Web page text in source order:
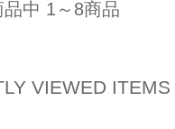
品中 1～8商品
VIEWED ITEMS